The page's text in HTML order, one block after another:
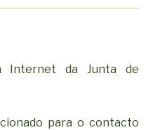
Internet da Junta de
para o contacto